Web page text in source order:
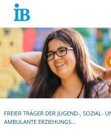
Springe zum Inhalt
FREIER TRÄGER DER JUGEND-, SOZIAL-
AMBULANTE ERZIEHUNGS...